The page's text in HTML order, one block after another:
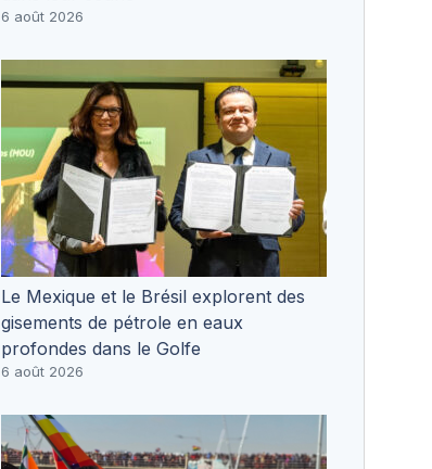
6 août 2026
Le Mexique et le Brésil explorent des
gisements de pétrole en eaux
profondes dans le Golfe
6 août 2026